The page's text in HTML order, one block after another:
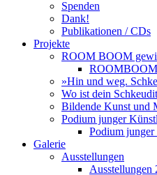
Spenden
Dank!
Publikationen / CDs
Projekte
ROOM BOOM
ROOMBOOM
»Hin und weg.
Wo ist dein
Bildende Kunst und
Podium junger
Podium
Galerie
Ausstellungen
Ausstellungen